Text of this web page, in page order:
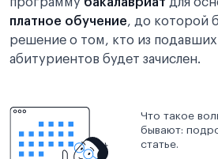
платное обучение, до которой
решение о том, кто из
абитуриентов будет зачислен.
Что такое
бывают:
статье.